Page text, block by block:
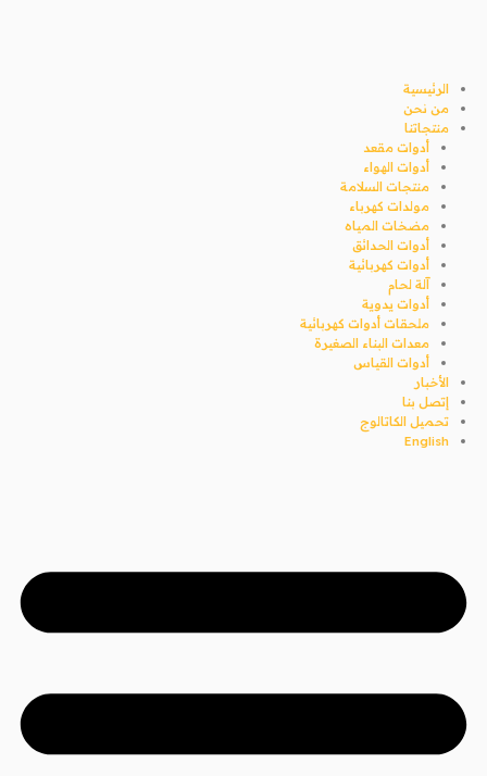
الرئيسية
من نحن
منتجاتنا
أدوات مقعد
أدوات الهواء
منتجات السلامة
مولدات كهرباء
مضخات المياه
أدوات الحدائق
أدوات كهربائية
آلة لحام
أدوات يدوية
ملحقات أدوات كهربائية
معدات البناء الصغيرة
أدوات القياس
الأخبار
إتصل بنا
تحميل الكاتالوج
English